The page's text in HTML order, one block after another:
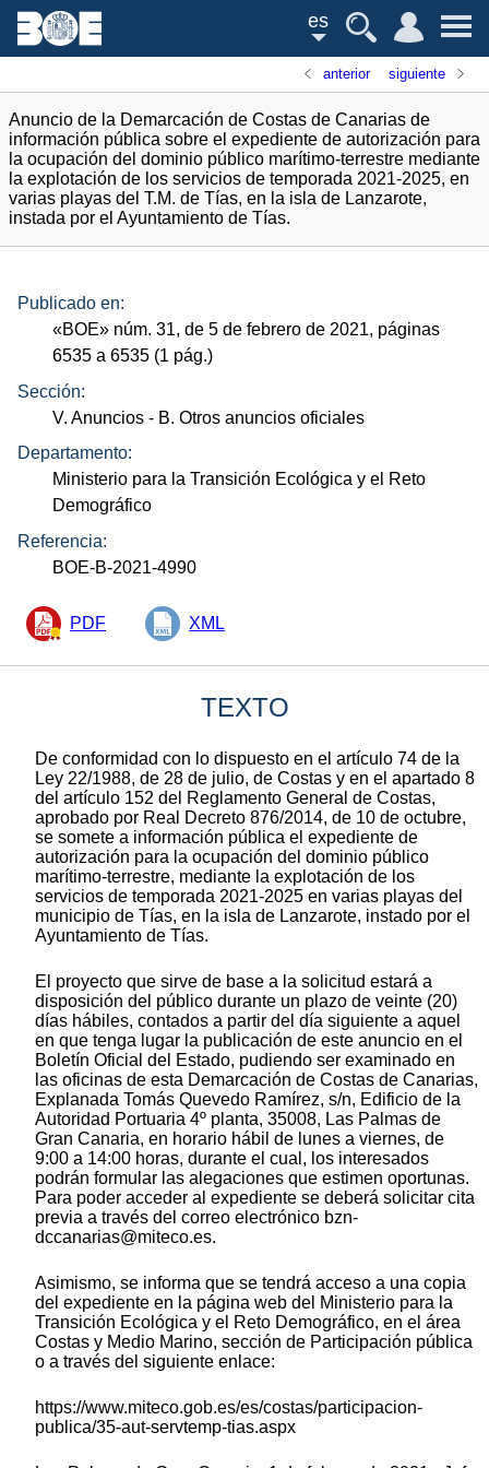
es
anterior siguiente
Anuncio de la Demarcación de Costas de Canarias de
información pública sobre el expediente de autorización para
la ocupación del dominio público marítimo-terrestre mediante
la explotación de los servicios de temporada 2021-2025, en
varias playas del T.M. de Tías, en la isla de Lanzarote,
instada por el Ayuntamiento de Tías.
Publicado en:
«BOE» núm. 31, de 5 de febrero de 2021, páginas
6535 a 6535 (1 pág.)
Sección:
V. Anuncios - B. Otros anuncios oficiales
Departamento:
Ministerio para la Transición Ecológica y el Reto
Demográfico
Referencia:
BOE-B-2021-4990
PDF XML
TEXTO
De conformidad con lo dispuesto en el artículo 74 de la
Ley 22/1988, de 28 de julio, de Costas y en el apartado 8
del artículo 152 del Reglamento General de Costas,
aprobado por Real Decreto 876/2014, de 10 de octubre,
se somete a información pública el expediente de
autorización para la ocupación del dominio público
marítimo-terrestre, mediante la explotación de los
servicios de temporada 2021-2025 en varias playas del
municipio de Tías, en la isla de Lanzarote, instado por el
Ayuntamiento de Tías.
El proyecto que sirve de base a la solicitud estará a
disposición del público durante un plazo de veinte (20)
días hábiles, contados a partir del día siguiente a aquel
en que tenga lugar la publicación de este anuncio en el
Boletín Oficial del Estado, pudiendo ser examinado en
las oficinas de esta Demarcación de Costas de Canarias,
Explanada Tomás Quevedo Ramírez, s/n, Edificio de la
Autoridad Portuaria 4º planta, 35008, Las Palmas de
Gran Canaria, en horario hábil de lunes a viernes, de
9:00 a 14:00 horas, durante el cual, los interesados
podrán formular las alegaciones que estimen oportunas.
Para poder acceder al expediente se deberá solicitar cita
previa a través del correo electrónico bzn-
dccanarias@miteco.es.
Asimismo, se informa que se tendrá acceso a una copia
del expediente en la página web del Ministerio para la
Transición Ecológica y el Reto Demográfico, en el área
Costas y Medio Marino, sección de Participación pública
o a través del siguiente enlace:
https://www.miteco.gob.es/es/costas/participacion-
publica/35-aut-servtemp-tias.aspx